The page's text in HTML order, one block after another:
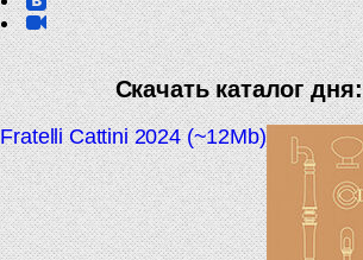
Скачать каталог дня:
Fratelli Cattini 2024 (~12Mb)